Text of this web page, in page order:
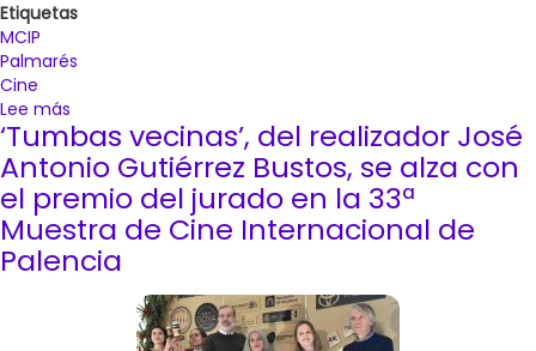
Etiquetas
MCIP
Palmarés
Cine
Lee más
‘Aigua
salina’,
de
Abraham
Delgado
e
Ivet
Moreno,
‘Tumbas vecinas’, del realizador José
Antonio Gutiérrez Bustos, se alza con
el premio del jurado en la 33ª
Muestra de Cine Internacional de
Palencia